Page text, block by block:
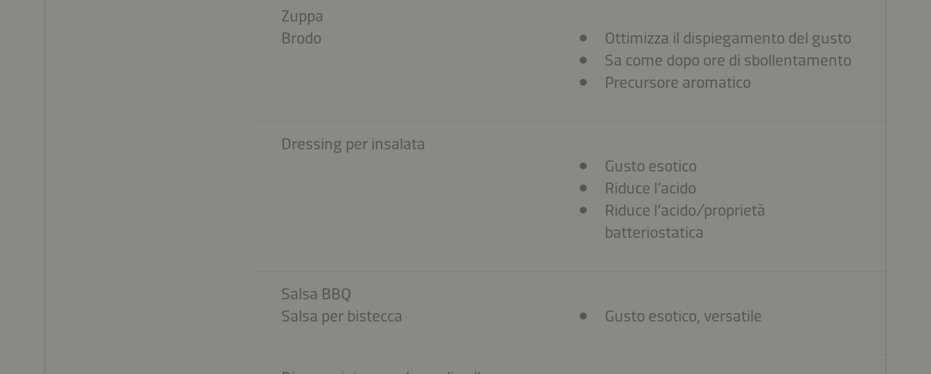
Zuppa
Brodo
Ottimizza il dispiegamento del gusto
Sa come dopo ore di sbollentamento
Precursore aromatico
Dressing per insalata
Gusto esotico
Riduce l’acido
Riduce l’acido/proprietà
batteriostatica
Salsa BBQ
Salsa per bistecca
Gusto esotico, versatile